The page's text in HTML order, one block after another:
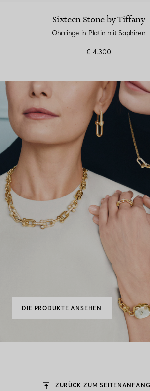
Sixteen Stone by Tiffany
Ohrringe in Platin mit Saphiren
€ 4.300
DIE PRODUKTE ANSEHEN
ZURÜCK ZUM SEITENANFANG